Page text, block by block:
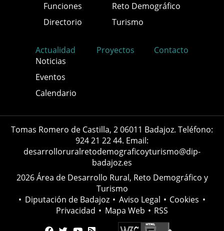
Funciones
Directorio
Reto Demográfico
Turismo
Actualidad
Noticias
Eventos
Calendario
Proyectos Contacto
Tomas Romero de Castilla, 2 06011 Badajoz. Teléfono:
924 21 22 44. Email:
desarrolloruralretodemograficoyturismo@dip-
badajoz.es
2026 Área de Desarrollo Rural, Reto Demográfico y
Turismo
• Diputación de Badajoz • Aviso Legal • Cookies •
Privacidad • Mapa Web • RSS